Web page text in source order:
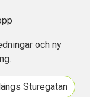
och ny
Sturegatan